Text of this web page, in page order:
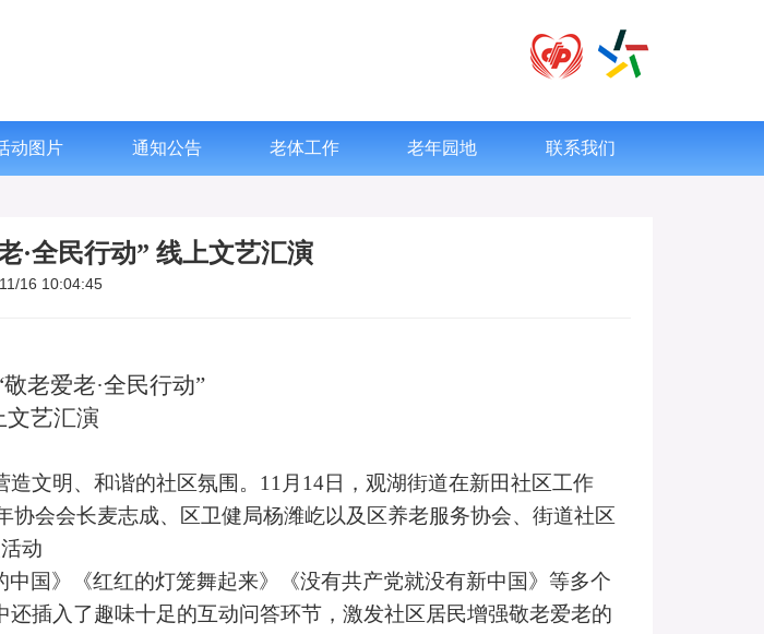
动图片 通知公告 老体工作 老年园地 联系我们
·全民行动” 线上文艺汇演
16 10:04:45
老爱老·全民行动”
文艺汇演
文明、和谐的社区氛围。 11 月 14日，观湖街道在新田社区工作
会会长麦志成、区卫健局杨潍屹以及区养老服务协会、街道社区
动
国》《红红的灯笼舞起来》《没有共产党就没有新中国》等多个
插入了趣味十足的互动问答环节，激发社区居民增强敬老爱老的